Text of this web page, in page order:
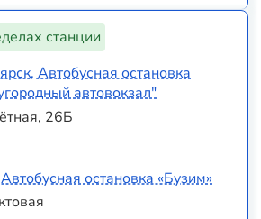
станции
Автобусная остановка
автовокзал"
26Б
остановка «Бузим»